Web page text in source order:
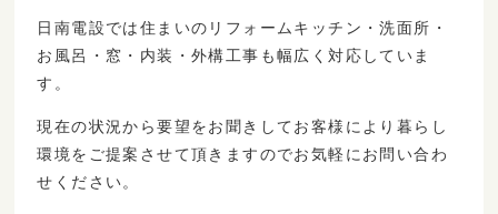
日南電設では 住まいのリフォームキッチン・洗面所・
お風呂・窓・内装・外構工事も幅広く対応 していま
す。
現在の状況から要望をお聞きしてお客様により暮らし
環境をご提案させて頂きますのでお気軽にお問い合わ
せください。